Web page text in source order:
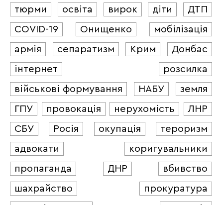
тюрми
освіта вирок діти
ДТП
COVID-19
Онищенко
мобілізація
армія
сепаратизм Крим
Донбас
інтернет
розсилка
військові формування
НАБУ
земля
ГПУ
провокація нерухомість
ЛНР
СБУ
Росія окупація
тероризм
адвокати
коригувальники
пропаганда
ДНР
вбивство
шахрайство
прокуратура